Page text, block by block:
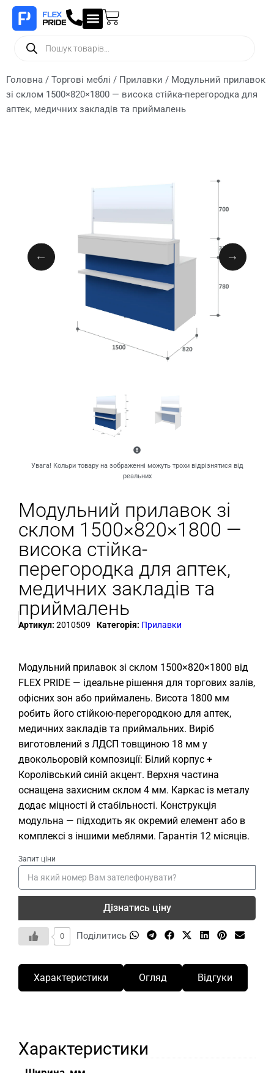
Головна / Торгові меблі / Прилавки / Модульний прилавок
зі склом 1500×820×1800 — висока стійка-перегородка для
аптек, медичних закладів та приймалень
Увага! Кольри товару на зображенні можуть трохи відрізнятися від
реальних
Модульний прилавок зі
склом 1500×820×1800 —
висока стійка-
перегородка для аптек,
медичних закладів та
приймалень
Артикул: 2010509 Категорія: Прилавки
Модульний прилавок зі склом 1500×820×1800 від
FLEX PRIDE — ідеальне рішення для торгових залів,
офісних зон або приймалень. Висота 1800 мм
робить його стійкою-перегородкою для аптек,
медичних закладів та приймальних. Виріб
виготовлений з ЛДСП товщиною 18 мм у
двокольоровій композиції: Білий корпус +
Королівський синій акцент. Верхня частина
оснащена захисним склом 4 мм. Каркас із металу
додає міцності й стабільності. Конструкція
модульна — підходить як окремий елемент або в
комплексі з іншими меблями. Гарантія 12 місяців.
Запит ціни
Дізнатись ціну
0 Поділитись
Характеристики Огляд Відгуки
Характеристики